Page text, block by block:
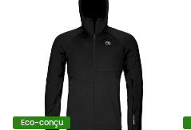
Eco-conçu